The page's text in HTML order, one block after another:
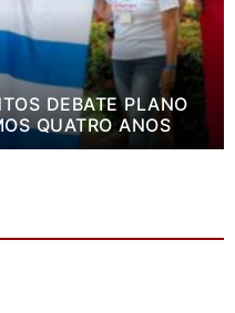
DEBATE PLANO
QUATRO ANOS